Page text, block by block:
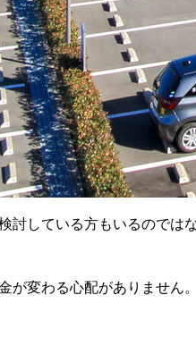
している方もいるのでは
変わる心配がありませ